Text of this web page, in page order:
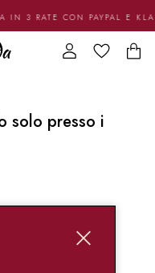
3 RATE CON PAYPAL E
solo presso i